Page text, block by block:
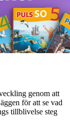
genom att
för att se vad
tillblivelse steg